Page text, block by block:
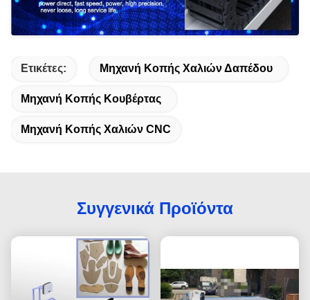
Ετικέτες: Μηχανή Κοπής Χαλιών Δαπέδου
Μηχανή Κοπής Κουβέρτας
Μηχανή Κοπής Χαλιών CNC
Συγγενικά Προϊόντα